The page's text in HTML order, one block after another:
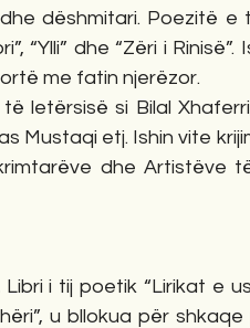
dëshmitari. Poezitë
“Ylli” dhe “Zëri i
me fatin njerëzor.
letërsisë si Bilal
Mustaqi etj. Ishin vite
dhe Artistëve
Libri i tij poetik “Lirikat e
u bllokua për